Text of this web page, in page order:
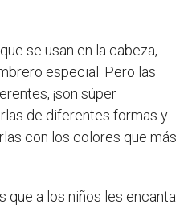
se usan en la cabeza,
especial. Pero las
¡son súper
de diferentes formas y
con los colores que más
que a los niños les encanta